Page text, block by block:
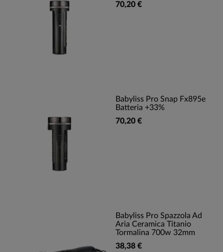
70,20 €
Babyliss Pro Snap Fx895e
Batteria +33%
70,20 €
Babyliss Pro Spazzola Ad
Aria Ceramica Titanio
Tormalina 700w 32mm
38,38 €